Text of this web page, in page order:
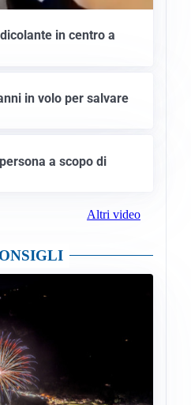
in centro a
in volo per salvare
a scopo di
Altri video